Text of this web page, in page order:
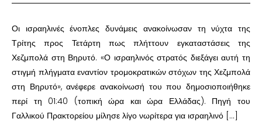
Οι ισραηλινές ένοπλες δυνάμεις ανακοίνωσαν τη νύχτα της
Τρίτης προς Τετάρτη πως πλήττουν εγκαταστάσεις της
Χεζμπολά στη Βηρυτό. «Ο ισραηλινός στρατός διεξάγει αυτή τη
στιγμή πλήγματα εναντίον τρομοκρατικών στόχων της Χεζμπολά
στη Βηρυτό», ανέφερε ανακοίνωσή του που δημοσιοποιήθηκε
περί τη 01:40 (τοπική ώρα και ώρα Ελλάδας). Πηγή του
Γαλλικού Πρακτορείου μίλησε λίγο νωρίτερα για ισραηλινό […]